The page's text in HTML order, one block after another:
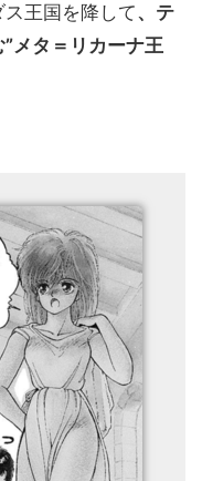
王国を降して、テ
メタ＝リカーナ王